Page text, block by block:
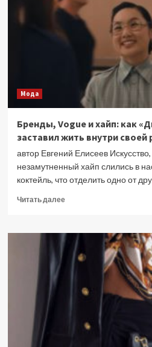
фасоны,
которые
молодят
Мода
Бренды, Vogue и хайп: как
заставил жить внутри своей
автор Евгений Елисеев
незамутненный хайп слились в
коктейль, что отделить одно от
Читать далееПрочитать
Бренды,
Vogue
«Дьявол